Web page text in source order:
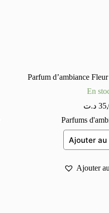
Parfum d’ambiance
En
د.ت
Parfums
Ajouter au
Ajouter